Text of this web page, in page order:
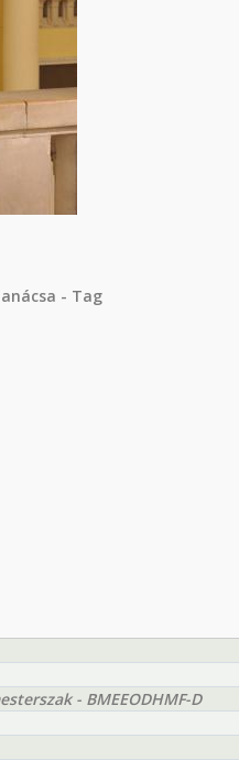
- Tag
- BMEEODHMF-D